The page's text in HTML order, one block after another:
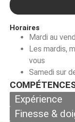
Horaires
Mardi au
Les mardis,
vous
Samedi sur
Expérience
Finesse &